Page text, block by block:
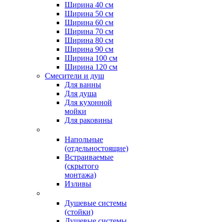
Ширина 40 см
Ширина 50 см
Ширина 60 см
Ширина 70 см
Ширина 80 см
Ширина 90 см
Ширина 100 см
Ширина 120 см
Смесители и душ
Для ванны
Для душа
Для кухонной
мойки
Для раковины
Напольные
(отдельностоящие)
Встраиваемые
(скрытого
монтажа)
Изливы
Душевые системы
(стойки)